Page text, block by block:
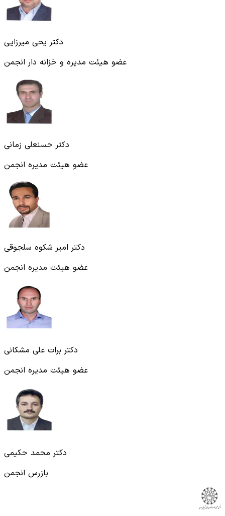
دکتر یحی میرزایی
عضو هیئت مدیره و خزانه‌ دار انجمن
دکتر حسنعلی زمانی
عضو هیئت مدیره انجمن
دکتر امیر شکوه سلجوقی
عضو هیئت مدیره انجمن
دکتر برات علی مشکانی
عضو هیئت مدیره انجمن
دکتر محمد حکیمی
بازرس انجمن